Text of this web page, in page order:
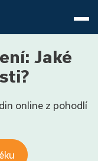
Jaké
online z pohodlí